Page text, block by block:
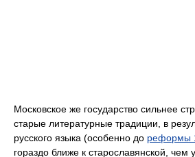
Московское же государство сильнее
старые литературные традиции, в
русского языка (особенно до реформы
гораздо ближе к старославянской, чем